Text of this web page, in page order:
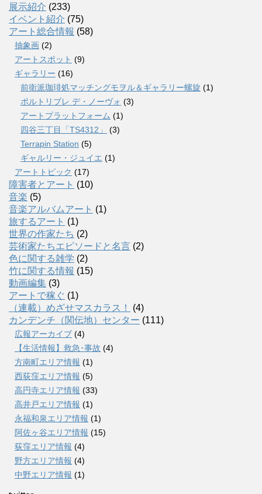
展示紹介 (233)
イベント紹介 (75)
アート総合情報 (58)
抽象画 (2)
アートスポット (9)
ギャラリー (16)
前衛派珈琲処マッチングモヲル＆ギャラリー螺旋 (1)
ポルトリブレ デ・ノーヴォ (3)
アートプラットフォーム (1)
四谷三丁目「TS4312」
(3)
Terrapin Station (5)
ギャルリー・ジュイエ (1)
アートトピック (17)
障害者とアート (10)
音楽 (5)
音楽アルバムアート (1)
旅するアート (1)
世界の作家たち (2)
芸術家たちエピソードと名言 (2)
色に関する雑学 (2)
竹に関する情報 (15)
動画編集 (3)
アートで稼ぐ (1)
（連載）めざせマスカラス！
(4)
カンデンチ（関伝地）センター (111)
広報アーカイブ (4)
【生活情報】救急･事故 (4)
方南町エリア情報 (1)
西荻窪エリア情報 (5)
高円寺エリア情報 (33)
高井戸エリア情報 (1)
永福和泉エリア情報 (1)
阿佐ヶ谷エリア情報 (15)
荻窪エリア情報 (4)
野方エリア情報 (4)
中野エリア情報 (1)